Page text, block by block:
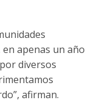
apenas un año
diversos
afirman.